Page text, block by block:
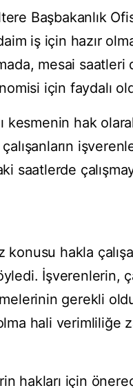
Başbakanlık
daim iş için hazır
mesai saatleri
için faydalı
hak
saatlerde
konusu hakla
İşverenlerin,
gerekli
hali verimliliğe
hakları için